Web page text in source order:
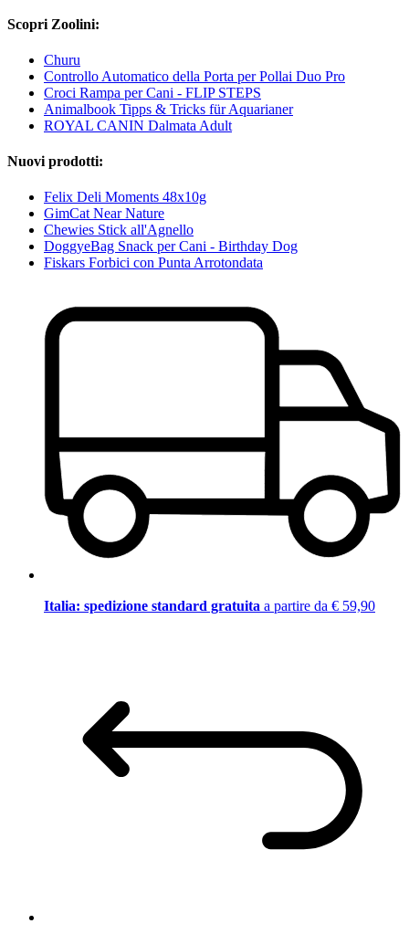
Scopri Zoolini:
Churu
Controllo Automatico della Porta per Pollai Duo Pro
Croci Rampa per Cani - FLIP STEPS
Animalbook Tipps & Tricks für Aquarianer
ROYAL CANIN Dalmata Adult
Nuovi prodotti:
Felix Deli Moments 48x10g
GimCat Near Nature
Chewies Stick all'Agnello
DoggyeBag Snack per Cani - Birthday Dog
Fiskars Forbici con Punta Arrotondata
Italia: spedizione standard gratuita a partire da € 59,90